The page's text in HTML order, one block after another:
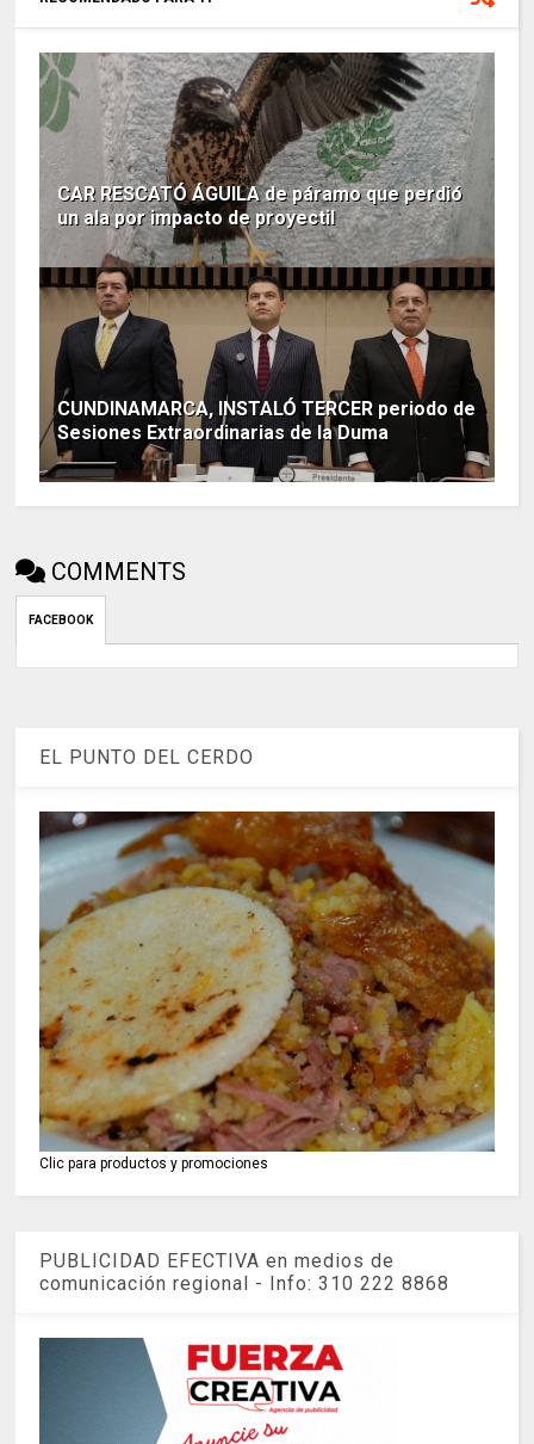
CAR RESCATÓ ÁGUILA de páramo que perdió
un ala por impacto de proyectil
CUNDINAMARCA, INSTALÓ TERCER periodo de
Sesiones Extraordinarias de la Duma
COMMENTS
FACEBOOK
EL PUNTO DEL CERDO
Clic para productos y promociones
PUBLICIDAD EFECTIVA en medios de
comunicación regional - Info: 310 222 8868